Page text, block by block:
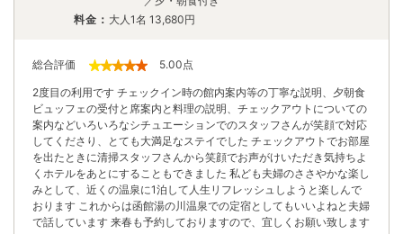
料金： 大人1名 13,680円
総合評価 5.00点
2度目の利用です チェックイン時の館内案内等の丁寧な説明、夕朝食
ビュッフェの受付と席案内と料理の説明、チェックアウトについての
案内などいろいろなシチュエーションでのスタッフさんが笑顔で対応
してくださり、とても大満足なステイでした チェックアウトでお部屋
を出たときに清掃スタッフさんから笑顔でお声がけいただき気持ちよ
くホテルをあとにすることもできました 私ども夫婦のささやかな楽し
みとして、近くの温泉に1泊して人生リフレッシュしようと楽しんで
おります これからは函館湯の川温泉での定宿としてもいいよねと夫婦
で話しています 来春も予約しておりますので、宜しくお願い致します